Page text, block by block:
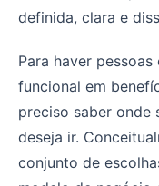
definida, clara e
Para haver
funcional em
preciso saber onde
deseja ir.
conjunto de